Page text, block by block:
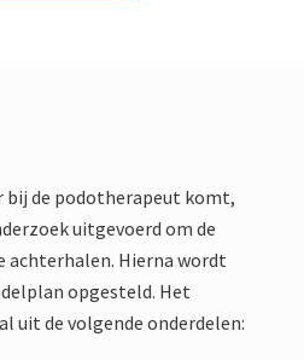
bij de podotherapeut komt,
uitgevoerd om de
achterhalen. Hierna wordt
opgesteld. Het
uit de volgende onderdelen: